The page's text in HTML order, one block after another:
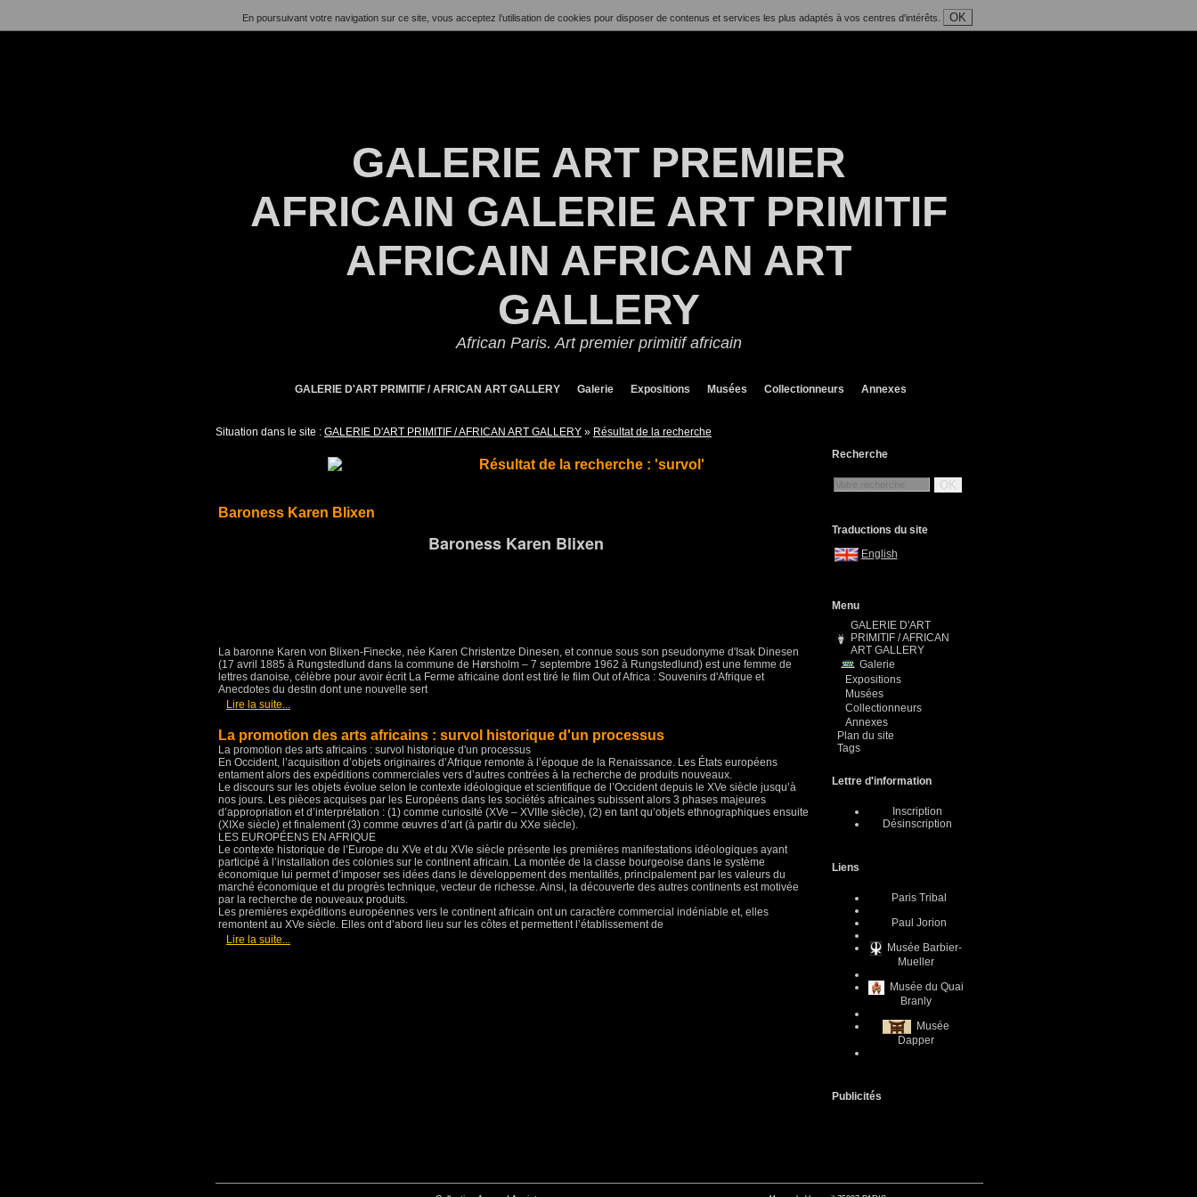
En poursuivant votre navigation sur ce site, vous acceptez l’utilisation de cookies pour disposer de contenus et services les plus adaptés à vos centres d'intérêts. OK
GALERIE ART PREMIER
AFRICAIN GALERIE ART PRIMITIF
AFRICAIN AFRICAN ART
GALLERY
African Paris. Art premier primitif africain
GALERIE D'ART PRIMITIF / AFRICAN ART GALLERY Galerie Expositions Musées Collectionneurs Annexes
Situation dans le site : GALERIE D'ART PRIMITIF / AFRICAN ART GALLERY » Résultat de la recherche
Résultat de la recherche : 'survol'
Baroness Karen Blixen
Baroness Karen Blixen
La baronne Karen von Blixen-Finecke, née Karen Christentze Dinesen, et connue sous son pseudonyme d'Isak Dinesen
(17 avril 1885 à Rungstedlund dans la commune de Hørsholm – 7 septembre 1962 à Rungstedlund) est une femme de
lettres danoise, célèbre pour avoir écrit La Ferme africaine dont est tiré le film Out of Africa : Souvenirs d'Afrique et
Anecdotes du destin dont une nouvelle sert
Lire la suite...
La promotion des arts africains : survol historique d'un processus
La promotion des arts africains : survol historique d'un processus
En Occident, l’acquisition d’objets originaires d’Afrique remonte à l’époque de la Renaissance. Les États européens
entament alors des expéditions commerciales vers d’autres contrées à la recherche de produits nouveaux.
Le discours sur les objets évolue selon le contexte idéologique et scientifique de l’Occident depuis le XVe siècle jusqu’à
nos jours. Les pièces acquises par les Européens dans les sociétés africaines subissent alors 3 phases majeures
d’appropriation et d’interprétation : (1) comme curiosité (XVe – XVIIIe siècle), (2) en tant qu’objets ethnographiques ensuite
(XIXe siècle) et finalement (3) comme œuvres d’art (à partir du XXe siècle).
LES EUROPÉENS EN AFRIQUE
Le contexte historique de l’Europe du XVe et du XVIe siècle présente les premières manifestations idéologiques ayant
participé à l’installation des colonies sur le continent africain. La montée de la classe bourgeoise dans le système
économique lui permet d’imposer ses idées dans le développement des mentalités, principalement par les valeurs du
marché économique et du progrès technique, vecteur de richesse. Ainsi, la découverte des autres continents est motivée
par la recherche de nouveaux produits.
Les premières expéditions européennes vers le continent africain ont un caractère commercial indéniable et, elles
remontent au XVe siècle. Elles ont d’abord lieu sur les côtes et permettent l’établissement de
Lire la suite...
Recherche
OK
Traductions du site
English
Menu
GALERIE D'ART
PRIMITIF / AFRICAN
ART GALLERY
Galerie
Expositions
Musées
Collectionneurs
Annexes
Plan du site
Tags
Lettre d'information
Inscription
Désinscription
Liens
Paris Tribal
Paul Jorion
Musée Barbier-
Mueller
Musée du Quai
Branly
Musée
Dapper
Publicités